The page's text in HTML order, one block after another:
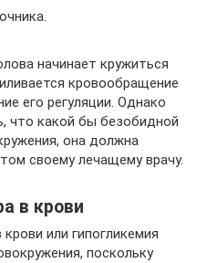
начинает кружиться
кровообращение
его регуляции. Однако
что какой бы безобидной
она должна
своему лечащему врачу.
в крови
или гипогликемия
поскольку